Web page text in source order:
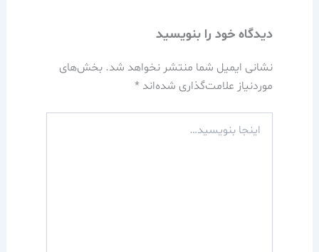
دیدگاه‌ خود را بنویسید
نشانی ایمیل شما منتشر نخواهد شد. بخش‌های
موردنیاز علامت‌گذاری شده‌اند *
بنویسید…